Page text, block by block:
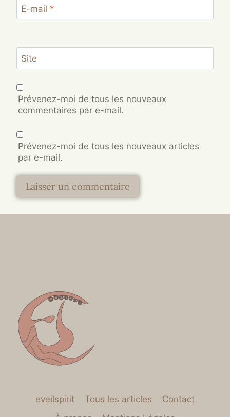
E-mail *
Site
Prévenez-moi de tous les nouveaux
commentaires par e-mail.
Prévenez-moi de tous les nouveaux articles
par e-mail.
eveilspirit Tous les articles
Contact